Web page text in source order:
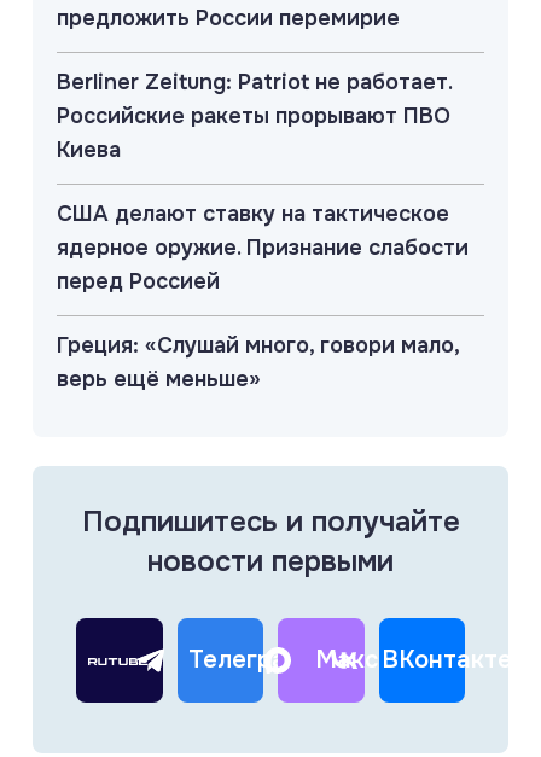
предложить России перемирие
Berliner Zeitung: Patriot не работает.
Российские ракеты прорывают ПВО
Киева
США делают ставку на тактическое
ядерное оружие. Признание слабости
перед Россией
Греция: «Слушай много, говори мало,
верь ещё меньше»
Подпишитесь и получайте
новости первыми
Телеграм Макс ВКонтакте